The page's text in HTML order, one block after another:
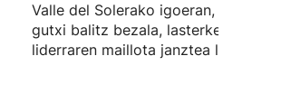
Valle del Solerako igoeran, eta, hori
gutxi balitz bezala, lasterketako
liderraren maillota janztea lortu du.